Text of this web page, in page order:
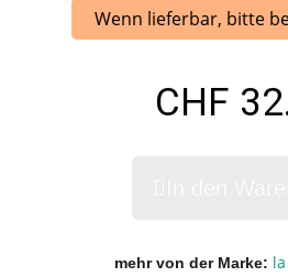
Wenn lieferbar, bitte
CHF
mehr von der Marke